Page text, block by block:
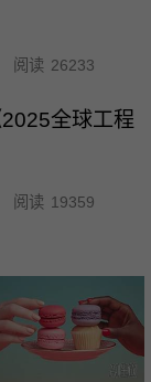
阅读 26233
全球工程
阅读 19359